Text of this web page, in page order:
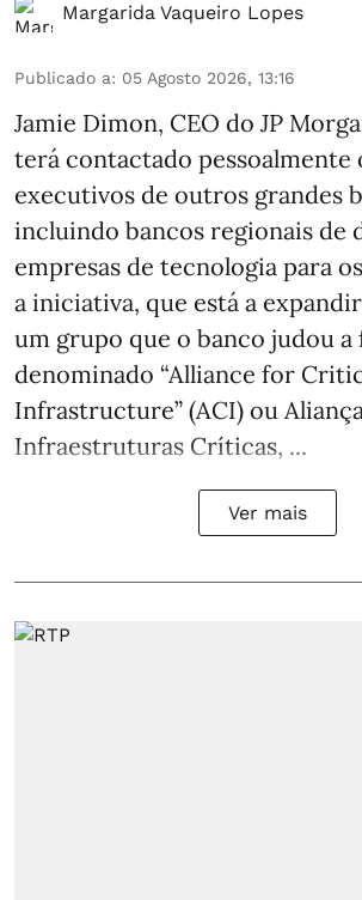
Margarida Vaqueiro Lopes
Publicado a: 05 Agosto 2026, 13:16
Jamie Dimon, CEO do JP
terá contactado pessoalmente
executivos de outros grandes
incluindo bancos regionais de
empresas de tecnologia para
a iniciativa, que está a
um grupo que o banco judou a
denominado “Alliance for
Infrastructure” (ACI) ou
Infraestruturas Críticas, ...
Ver mais